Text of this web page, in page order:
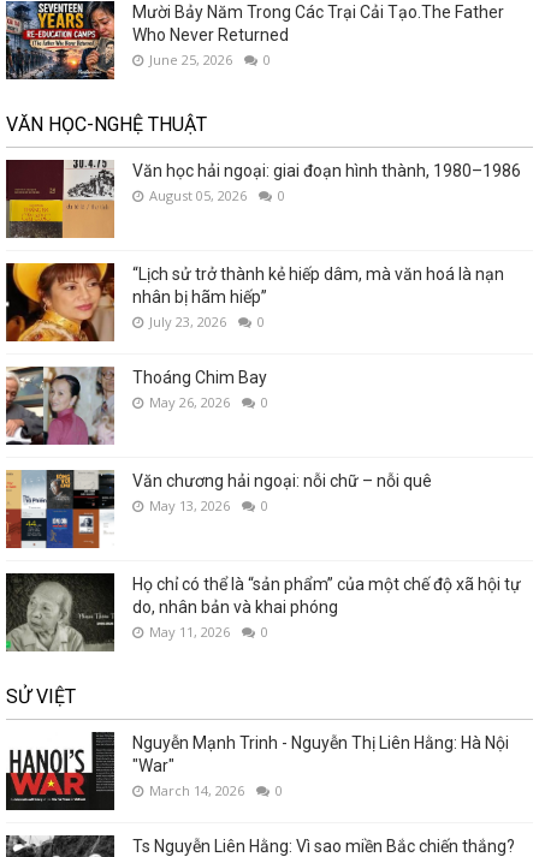
Mười Bảy Năm Trong Các Trại Cải Tạo.The Father
Who Never Returned
June 25, 2026 0
VĂN HỌC-NGHỆ THUẬT
Văn học hải ngoại: giai đoạn hình thành, 1980–1986
August 05, 2026 0
“Lịch sử trở thành kẻ hiếp dâm, mà văn hoá là nạn
nhân bị hãm hiếp”
July 23, 2026 0
Thoáng Chim Bay
May 26, 2026 0
Văn chương hải ngoại: nỗi chữ – nỗi quê
May 13, 2026 0
Họ chỉ có thể là “sản phẩm” của một chế độ xã hội tự
do, nhân bản và khai phóng
May 11, 2026 0
SỬ VIỆT
Nguyễn Mạnh Trinh - Nguyễn Thị Liên Hằng: Hà Nội
"War"
March 14, 2026 0
Ts Nguyễn Liên Hằng: Vì sao miền Bắc chiến thắng?